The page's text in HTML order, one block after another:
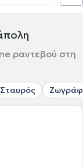
ραντεβού στη